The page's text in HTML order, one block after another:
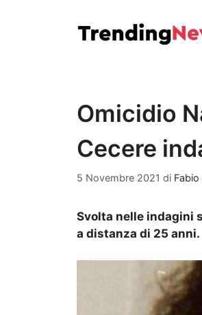
Omicidio
Cecere
5 Novembre 2021 di Fabio
Svolta nelle indagini
a distanza di 25 anni.